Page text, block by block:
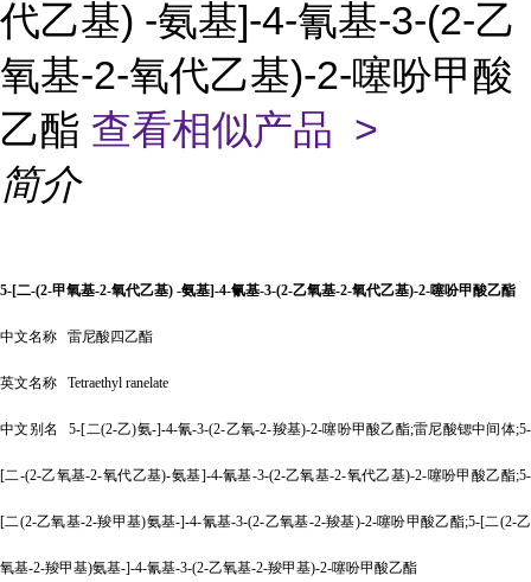
代乙基) -氨基]-4-氰基-3-(2-乙
氧基-2-氧代乙基)-2-噻吩甲酸
乙酯 查看相似产品 >
简介
5-[二-(2-甲氧基-2-氧代乙基) -氨基]-4-氰基-3-(2-乙氧基-2-氧代乙基)-2-噻吩甲酸乙酯
中文名称 雷尼酸四乙酯
英文名称 Tetraethyl ranelate
中文别名 5-[二(2-乙)氨-]-4-氰-3-(2-乙氧-2-羧基)-2-噻吩甲酸乙酯;雷尼酸锶中间体;5-
[二-(2-乙氧基-2-氧代乙基)-氨基]-4-氰基-3-(2-乙氧基-2-氧代乙基)-2-噻吩甲酸乙酯;5-
[二(2-乙氧基-2-羧甲基)氨基-]-4-氰基-3-(2-乙氧基-2-羧基)-2-噻吩甲酸乙酯;5-[二(2-乙
氧基-2-羧甲基)氨基-]-4-氰基-3-(2-乙氧基-2-羧甲基)-2-噻吩甲酸乙酯